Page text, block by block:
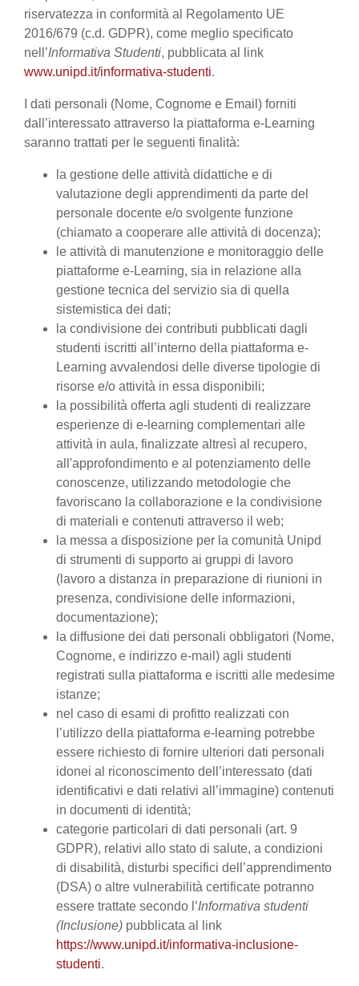
riservatezza in conformità al Regolamento UE
2016/679 (c.d. GDPR), come meglio specificato
nell’Informativa Studenti, pubblicata al link
www.unipd.it/informativa-studenti.
I dati personali (Nome, Cognome e Email) forniti
dall’interessato attraverso la piattaforma e-Learning
saranno trattati per le seguenti finalità:
la gestione delle attività didattiche e di
valutazione degli apprendimenti da parte del
personale docente e/o svolgente funzione
(chiamato a cooperare alle attività di docenza);
le attività di manutenzione e monitoraggio delle
piattaforme e-Learning, sia in relazione alla
gestione tecnica del servizio sia di quella
sistemistica dei dati;
la condivisione dei contributi pubblicati dagli
studenti iscritti all’interno della piattaforma e-
Learning avvalendosi delle diverse tipologie di
risorse e/o attività in essa disponibili;
la possibilità offerta agli studenti di realizzare
esperienze di e-learning complementari alle
attività in aula, finalizzate altresì al recupero,
all'approfondimento e al potenziamento delle
conoscenze, utilizzando metodologie che
favoriscano la collaborazione e la condivisione
di materiali e contenuti attraverso il web;
la messa a disposizione per la comunità Unipd
di strumenti di supporto ai gruppi di lavoro
(lavoro a distanza in preparazione di riunioni in
presenza, condivisione delle informazioni,
documentazione);
la diffusione dei dati personali obbligatori (Nome,
Cognome, e indirizzo e-mail) agli studenti
registrati sulla piattaforma e iscritti alle medesime
istanze;
nel caso di esami di profitto realizzati con
l’utilizzo della piattaforma e-learning potrebbe
essere richiesto di fornire ulteriori dati personali
idonei al riconoscimento dell’interessato (dati
identificativi e dati relativi all’immagine) contenuti
in documenti di identità;
categorie particolari di dati personali (art. 9
GDPR), relativi allo stato di salute, a condizioni
di disabilità, disturbi specifici dell’apprendimento
(DSA) o altre vulnerabilità certificate potranno
essere trattate secondo l’Informativa studenti
(Inclusione) pubblicata al link
https://www.unipd.it/informativa-inclusione-
studenti.